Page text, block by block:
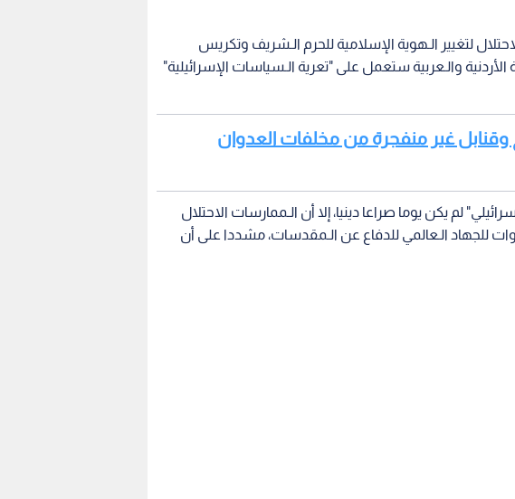
لتغيير الـهوية الإسلامية للحرم الـشريف وتكريس
والـعربية ستعمل على "تعرية الـسياسات الإسرائيلية"
وقنابل غير منفجرة من مخلفات العدوان
لم يكن يوما صراعا دينيا، إلا أن الـممارسات الاحتلال
للجهاد الـعالمي للدفاع عن الـمقدسات، مشددا على أن